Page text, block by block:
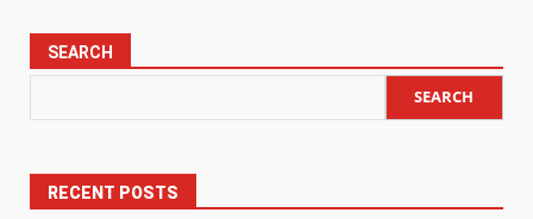
SEARCH
SEARCH
RECENT POSTS